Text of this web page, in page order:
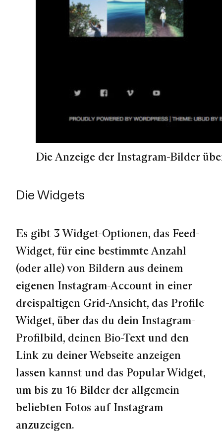
Die Anzeige der Instagram-Bilder
Die Widgets
Es gibt 3 Widget-Optionen, das Feed-
Widget, für eine bestimmte Anzahl
(oder alle) von Bildern aus deinem
eigenen Instagram-Account in einer
dreispaltigen Grid-Ansicht, das Profile
Widget, über das du dein Instagram-
Profilbild, deinen Bio-Text und den
Link zu deiner Webseite anzeigen
lassen kannst und das Popular Widget,
um bis zu 16 Bilder der allgemein
beliebten Fotos auf Instagram
anzuzeigen.